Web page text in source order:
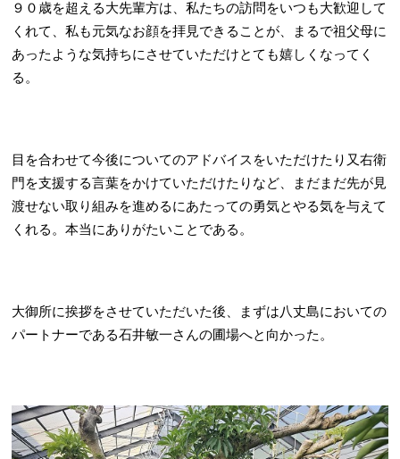
９０歳を超える大先輩方は、私たちの訪問をいつも大歓迎して
くれて、私も元気なお顔を拝見できることが、まるで祖父母に
あったような気持ちにさせていただけとても嬉しくなってく
る。
目を合わせて今後についてのアドバイスをいただけたり又右衛
門を支援する言葉をかけていただけたりなど、まだまだ先が見
渡せない取り組みを進めるにあたっての勇気とやる気を与えて
くれる。本当にありがたいことである。
大御所に挨拶をさせていただいた後、まずは八丈島においての
パートナーである石井敏一さんの圃場へと向かった。